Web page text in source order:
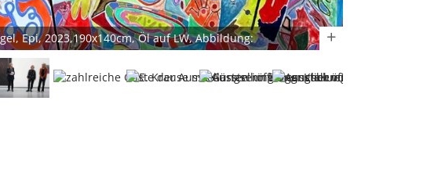
Epi, 2023,190x140cm, Öl auf LW, Abbildung:
und Muster in kräftigen bunten Farben, (Detail)